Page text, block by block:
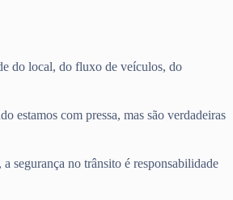
do local, do fluxo de veículos, do
estamos com pressa, mas são verdadeiras
segurança no trânsito é responsabilidade